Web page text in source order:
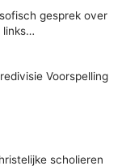
gesprek over
links…
Voorspelling
scholieren